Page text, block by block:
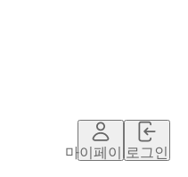
마이페이지로그인